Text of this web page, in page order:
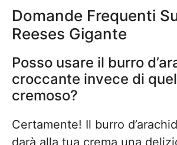
Domande Frequenti
Reeses Gigante
Posso usare il burro
croccante invece di
cremoso?
Certamente! Il burro
darà alla tua crema una